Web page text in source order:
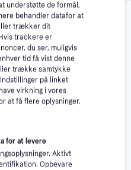
der matcher dine
understøtte de formål,
behandler datafor at
trækker dit
trackere er
du ser, muligvis
tid få vist denne
trække samtykke
på linket
virkning i vores
at få flere oplysninger.
for at levere
Aktivt
Opbevare